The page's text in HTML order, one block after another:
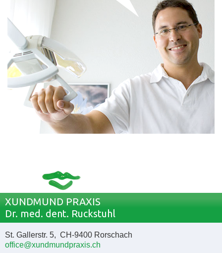
XUNDMUND PRAXIS
Dr. med. dent. Ruckstuhl
St. Gallerstr. 5, CH-9400 Rorschach
office@xundmundpraxis.ch